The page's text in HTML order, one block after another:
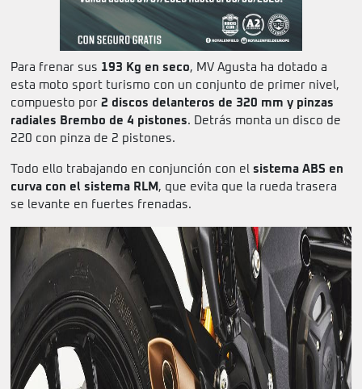
Para frenar sus 193 Kg en seco, MV Agusta ha dotado a
esta moto sport turismo con un conjunto de primer nivel,
compuesto por 2 discos delanteros de 320 mm y pinzas
radiales Brembo de 4 pistones. Detrás monta un disco de
220 con pinza de 2 pistones.
Todo ello trabajando en conjunción con el sistema ABS en
curva con el sistema RLM , que evita que la rueda trasera
se levante en fuertes frenadas.